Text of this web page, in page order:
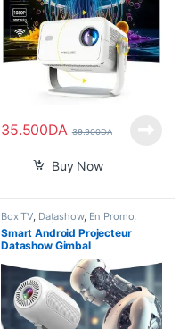
35.500DA 39.900DA
Buy Now
Box TV Datashow, En Promo
Nouvel Arrivage Smart Home
Smart Android Projecteur
Datashow Gimbal